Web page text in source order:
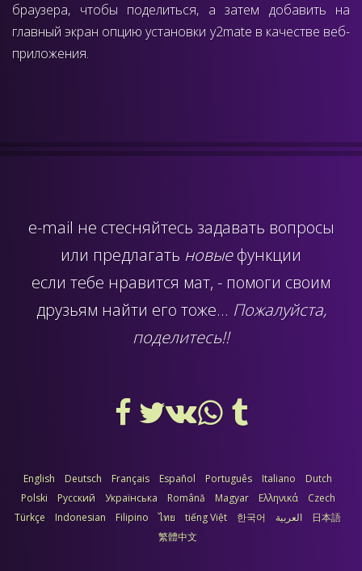
браузера, чтобы поделиться, а затем добавить на
главный экран опцию установки y2mate в качестве веб-
приложения.
e-mail не стесняйтесь задавать вопросы
или предлагать новыефункции
если тебе нравится мат, - помоги своим
друзьям найти его тоже... Пожалуйста,
поделитесь!!
English Deutsch Français Español Português Italiano
Dutch
Polski
Русский Українська Română Magyar Ελληνικά
Czech
Türkçe
Indonesian Filipino ไทย tiếng Việt 한국어 العربية
日本語
繁體中文